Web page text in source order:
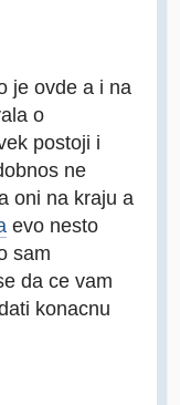
je ovde a i na
o
postoji i
ne
oni na kraju a
evo nesto
sam
da ce vam
konacnu